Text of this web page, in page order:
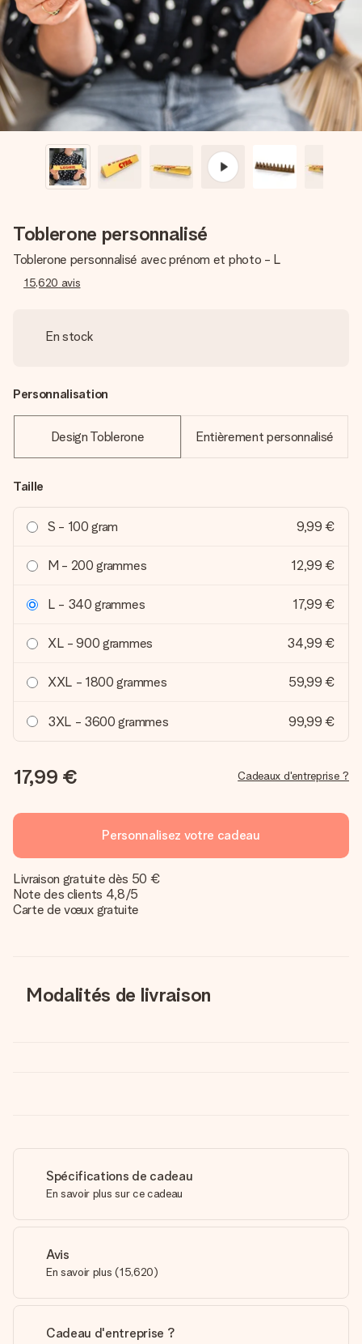
Créez quelque chose d’unique en quelques étapes – avec
son prénom, votre photo ou un message qui touche le cœur.
Sans complications, juste tout l’amour pour le moment idéal.
Toblerone personnalisé
Toblerone personnalisé avec prénom et photo - L
15,620 avis
En stock
Personnalisation
Design Toblerone Entièrement personnalisé
Taille
S - 100 gram 9,99 €
M - 200 grammes 12,99 €
L - 340 grammes 17,99 €
XL - 900 grammes 34,99 €
XXL - 1800 grammes 59,99 €
3XL - 3600 grammes 99,99 €
17,99 € Cadeaux d'entreprise ?
Personnalisez votre cadeau
Livraison gratuite dès 50 €
Note des clients 4,8/5
Carte de vœux gratuite
Modalités de livraison
Spécifications de cadeau
En savoir plus sur ce cadeau
Avis
En savoir plus (15,620)
Cadeau d'entreprise ?